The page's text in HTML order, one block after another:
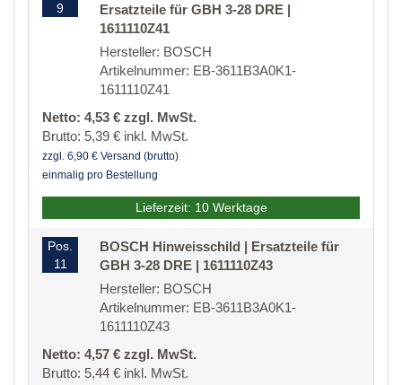
9
Ersatzteile für GBH 3-28 DRE |
1611110Z41
Hersteller: BOSCH
Artikelnummer: EB-3611B3A0K1-
1611110Z41
Netto: 4,53 € zzgl. MwSt.
Brutto: 5,39 € inkl. MwSt.
zzgl. 6,90 € Versand (brutto)
einmalig pro Bestellung
Lieferzeit: 10 Werktage
Pos.
11
BOSCH Hinweisschild | Ersatzteile für
GBH 3-28 DRE | 1611110Z43
Hersteller: BOSCH
Artikelnummer: EB-3611B3A0K1-
1611110Z43
Netto: 4,57 € zzgl. MwSt.
Brutto: 5,44 € inkl. MwSt.